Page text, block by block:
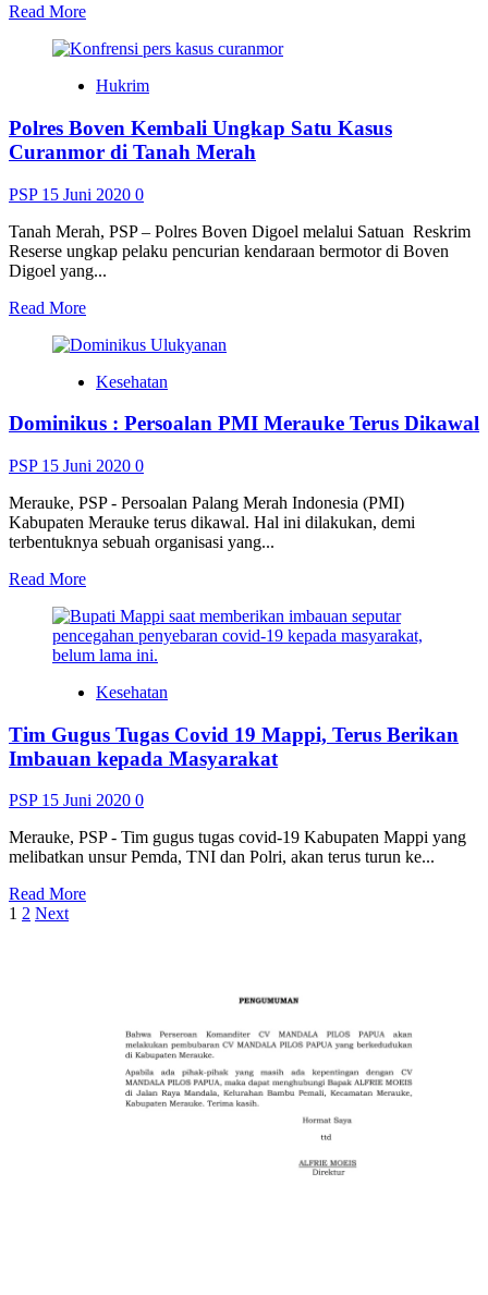
Read MoreRead
about
Bisa
Pemicu
Narapidana
Kembali
Berulah
Hukrim
Polres Boven Kembali Ungkap Satu Kasus
Curanmor di Tanah Merah
PSP 15 Juni 2020 0
Tanah Merah, PSP – Polres Boven Digoel melalui Satuan Reskrim
Reserse ungkap pelaku pencurian kendaraan bermotor di Boven
Digoel yang...
Read MoreRead
about
Boven
Ungkap
Kasus
di
Tanah
Merah
Kesehatan
Dominikus : Persoalan PMI Merauke Terus Dikawal
PSP 15 Juni 2020 0
Merauke, PSP - Persoalan Palang Merah Indonesia (PMI)
Kabupaten Merauke terus dikawal. Hal ini dilakukan, demi
terbentuknya sebuah organisasi yang...
Read MoreRead
about
Dominikus
:
PMI
Terus
Dikawal
Kesehatan
Tim Gugus Tugas Covid 19 Mappi, Terus Berikan
Imbauan kepada Masyarakat
PSP 15 Juni 2020 0
Merauke, PSP - Tim gugus tugas covid-19 Kabupaten Mappi yang
melibatkan unsur Pemda, TNI dan Polri, akan terus turun ke...
Read MoreRead
Mappi,
Berikan
Imbauan
Paginasi
1 2 Next